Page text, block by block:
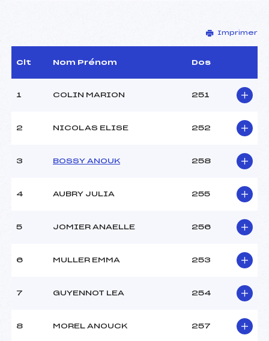
DOMENGE JEAN NOEL
(MB)
D.T Adjoint :
CARACTÉRISTIQUES DE LA PISTE
Distance :
4 km
Montée Tot. :
Homologation :
70.4600
Imprimer
Clt Nom Prénom Dos
1 COLIN MARION 251
2 NICOLAS ELISE 252
3 BOSSY ANOUK 258
4 AUBRY JULIA 255
5 JOMIER ANAELLE 256
6 MULLER EMMA 253
7 GUYENNOT LEA 254
8 MOREL ANOUCK 257